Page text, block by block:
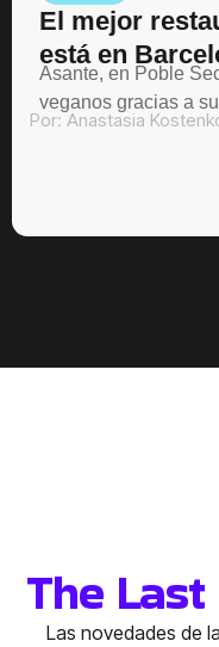
El mejor
está en
Asante, en Poble
veganos gracias a
Por: Anastasia
The Last
Las novedades de